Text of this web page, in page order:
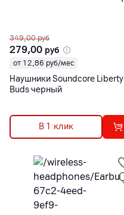
349,00 руб
279,00 руб
от 12,86 руб/мес
Наушники Soundcore Liberty
Buds черный
В 1 клик